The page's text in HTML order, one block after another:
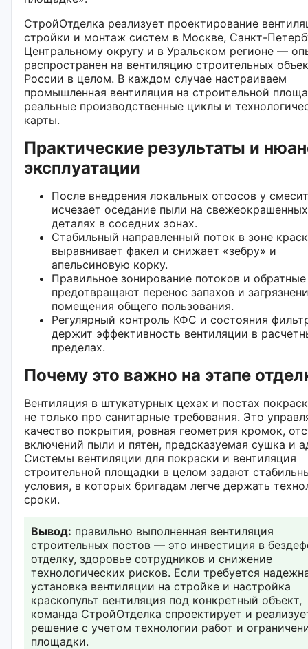
СтройОтделка реализует проектирование
стройки и монтаж систем в Москве, Санкт-
Центральному округу и в Уральском регионе —
распространен на вентиляцию строительных
России в целом. В каждом случае настраиваем
промышленная вентиляция на строительной
реальные производственные циклы и
карты.
Практические результаты и
эксплуатации
После внедрения локальных отсосов у
исчезает оседание пыли на свежеокрашенных
деталях в соседних зонах.
Стабильный направленный поток в зоне
выравнивает факел и снижает «зебру» и
апельсиновую корку.
Правильное зонирование потоков и
предотвращают перенос запахов и
помещения общего пользования.
Регулярный контроль КФС и состояния
держит эффективность вентиляции в
пределах.
Почему это важно на этапе
Вентиляция в штукатурных цехах и постах
не только про санитарные требования. Это
качество покрытия, ровная геометрия кромок,
включений пыли и пятен, предсказуемая сушка и
Системы вентиляции для покраски и вентиляция
строительной площадки в целом задают
условия, в которых бригадам легче держать
сроки.
Вывод: правильно выполненная вентиляция
строительных постов — это инвестиция в
отделку, здоровье сотрудников и снижение
технологических рисков. Если требуется
установка вентиляции на стройке и настройка
краскопульт вентиляция под конкретный объект,
команда СтройОтделка спроектирует и
решение с учетом технологии работ и
площадки.